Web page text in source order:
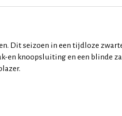
Dit seizoen in een tijdloze
en knoopsluiting en een blinde